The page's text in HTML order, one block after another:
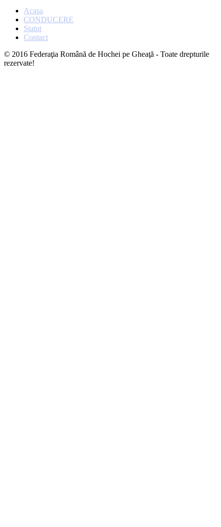
Acasa
CONDUCERE
Statut
Contact
© 2016 Federaţia Română de Hochei pe Gheaţă - Toate drepturile
rezervate!